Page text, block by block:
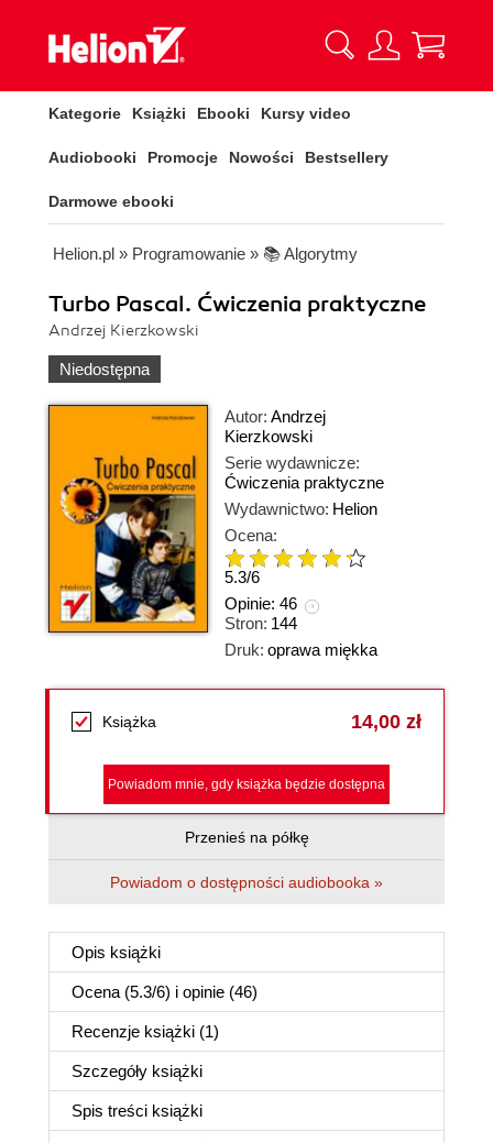
Kategorie Książki Ebooki Kursy video
Audiobooki Promocje Nowości Bestsellery
Darmowe ebooki
Helion.pl » Programowanie » 📚 Algorytmy
Turbo Pascal. Ćwiczenia praktyczne
Andrzej Kierzkowski
Niedostępna
Autor: Andrzej
Kierzkowski
Serie wydawnicze:
Ćwiczenia praktyczne
Wydawnictwo: Helion
Ocena:
5.3/6
Opinie: 46
Stron: 144
Druk: oprawa miękka
Książka 14,00 zł
Powiadom mnie, gdy książka będzie dostępna
Przenieś na półkę
Powiadom o dostępności audiobooka »
Opis książki
Ocena (5.3/6) i opinie (46)
Recenzje książki (1)
Szczegóły książki
Spis treści książki